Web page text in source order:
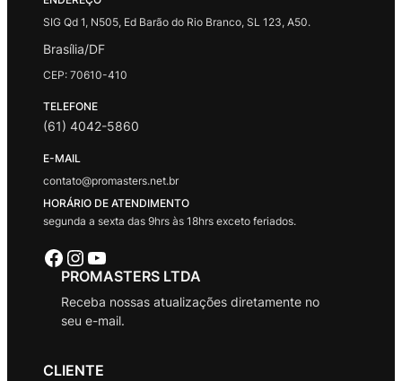
SIG Qd 1, N505, Ed Barão do Rio Branco, SL 123, A50.
Brasília/DF
CEP: 70610-410
TELEFONE
(61) 4042-5860
E-MAIL
contato@promasters.net.br
HORÁRIO DE ATENDIMENTO
segunda a sexta das 9hrs às 18hrs exceto feriados.
Facebook Instagram Youtube
PROMASTERS LTDA
Receba nossas atualizações diretamente no
seu e-mail.
CLIENTE